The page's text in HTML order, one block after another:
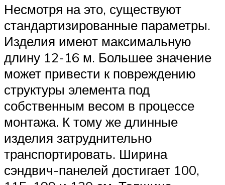
Несмотря на это, существуют
стандартизированные параметры.
Изделия имеют максимальную
длину 12-16 м. Большее значение
может привести к повреждению
структуры элемента под
собственным весом в процессе
монтажа. К тому же длинные
изделия затруднительно
транспортировать. Ширина
сэндвич-панелей достигает 100,